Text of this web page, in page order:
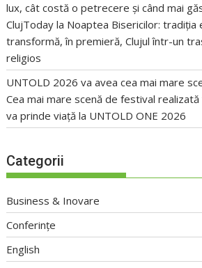
lux, cât costă o petrecere și când mai
ClujToday la Noaptea Bisericilor: tradiția
transformă, în premieră, Clujul într-un
religios
UNTOLD 2026 va avea cea mai mare
Cea mai mare scenă de festival
va prinde viață la UNTOLD ONE 2026
Categorii
Business & Inovare
Conferințe
English